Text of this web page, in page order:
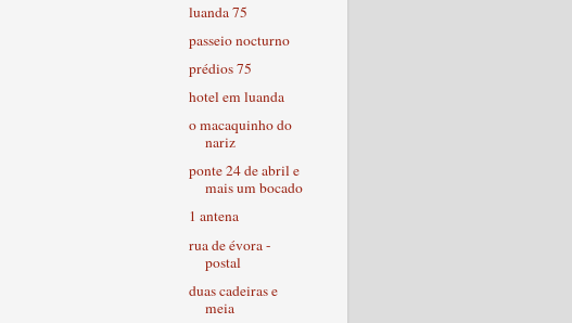
luanda 75
passeio nocturno
prédios 75
hotel em luanda
o macaquinho do
nariz
ponte 24 de abril e
mais um bocado
1 antena
rua de évora -
postal
duas cadeiras e
meia